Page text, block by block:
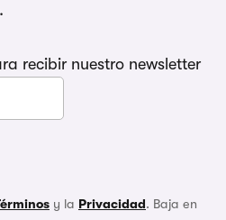
.
recibir nuestro newsletter
y la Privacidad. Baja en